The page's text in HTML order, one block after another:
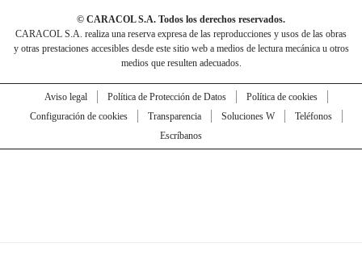
© CARACOL S.A. Todos los derechos reservados.
CARACOL S.A. realiza una reserva expresa de las reproducciones y usos de las obras
y otras prestaciones accesibles desde este sitio web a medios de lectura mecánica u otros
medios que resulten adecuados.
Aviso legal Política de Protección de Datos
Política de cookies
Configuración de cookies
Transparencia Soluciones W
Teléfonos
Escríbanos